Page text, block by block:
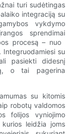
turi sudėtingas
integraciją su
vykdymo
sprendimai
procesą – nuo
Integruodamiesi su
pasiekti didesnį
o tai pagerina
su kitomis
robotų valdomos
folijos vyniojimo
leidžia joms